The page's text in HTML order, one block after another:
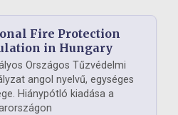
Fire Protection
in Hungary
Országos Tűzvédelmi
angol nyelvű, egységes
Hiánypótló kiadása a